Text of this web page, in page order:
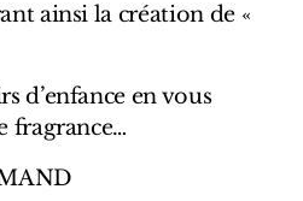
ainsi la création de «
d’enfance en vous
fragrance…